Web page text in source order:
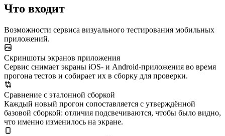
Что входит
Возможности сервиса визуального тестирования мобильных
приложений.
Скриншоты экранов приложения
Сервис снимает экраны iOS- и Android-приложения во время
прогона тестов и собирает их в сборку для проверки.
Сравнение с эталонной сборкой
Каждый новый прогон сопоставляется с утверждённой
базовой сборкой: отличия подсвечиваются, чтобы было видно,
что именно изменилось на экране.